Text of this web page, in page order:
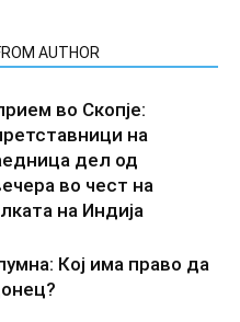
AUTHOR
во Скопје:
на
дел од
во чест на
на Индија
Кој има право да